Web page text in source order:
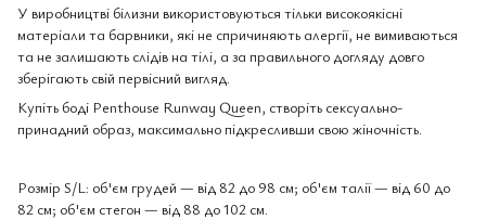
У виробництві білизни використовуються тільки високоякісні
матеріали та барвники, які не спричиняють алергії, не вимиваються
та не залишають слідів на тілі, а за правильного догляду довго
зберігають свій первісний вигляд.
Купіть боді Penthouse Runway Queen, створіть сексуально-
принадний образ, максимально підкресливши свою жіночність.
Розмір S/L: об'єм грудей — від 82 до 98 см; об'єм талії — від 60 до
82 см; об'єм стегон — від 88 до 102 см.